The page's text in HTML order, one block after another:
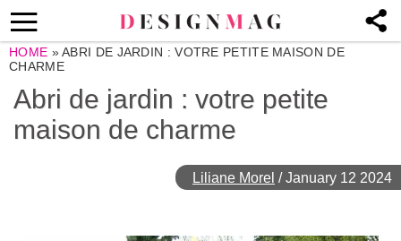
HOME »ABRI DE JARDIN : VOTRE PETITE MAISON DE
CHARME
Abri de jardin : votre petite
maison de charme
Liliane Morel /January 12 2024